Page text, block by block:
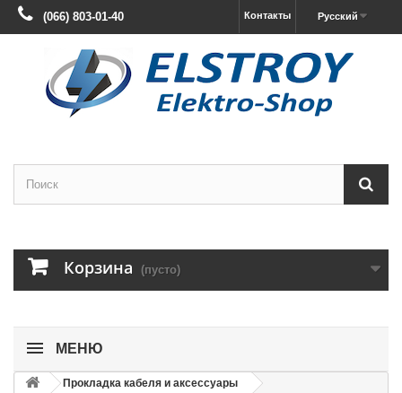
Русский
Контакты
(066) 803-01-40
Корзина (пусто)
МЕНЮ
Прокладка кабеля и аксессуары